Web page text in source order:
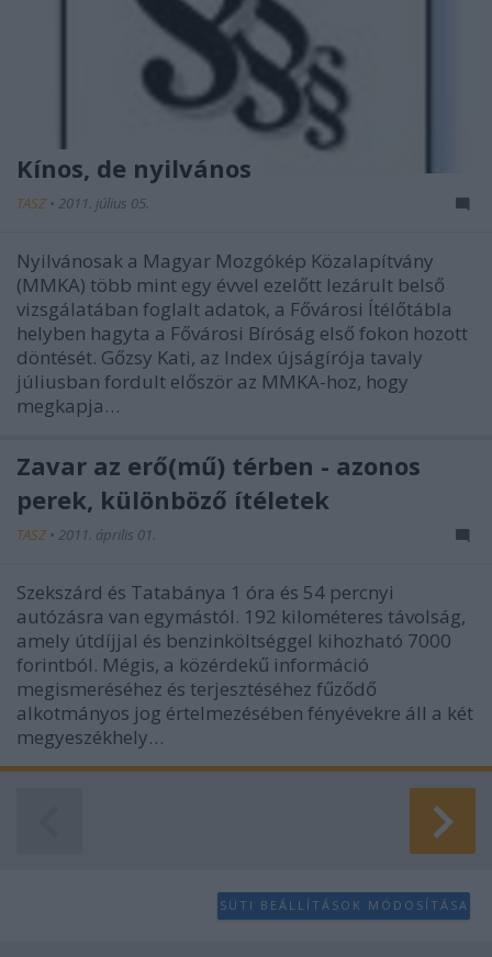
Kínos, de nyilvános
TASZ • 2011. július 05.
Nyilvánosak a Magyar Mozgókép Közalapítvány
(MMKA) több mint egy évvel ezelőtt lezárult belső
vizsgálatában foglalt adatok, a Fővárosi Ítélőtábla
helyben hagyta a Fővárosi Bíróság első fokon hozott
döntését. Gőzsy Kati, az Index újságírója tavaly
júliusban fordult először az MMKA-hoz, hogy
megkapja…
Zavar az erő(mű) térben - azonos
perek, különböző ítéletek
TASZ • 2011. április 01.
Szekszárd és Tatabánya 1 óra és 54 percnyi
autózásra van egymástól. 192 kilométeres távolság,
amely útdíjjal és benzinköltséggel kihozható 7000
forintból. Mégis, a közérdekű információ
megismeréséhez és terjesztéséhez fűződő
alkotmányos jog értelmezésében fényévekre áll a két
megyeszékhely…
SÜTI BEÁLLÍTÁSOK MÓDOSÍTÁSA